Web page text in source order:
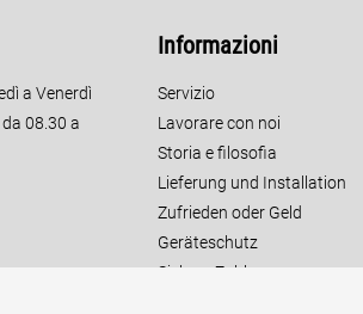
a Venerdì
08.30 a
Informazioni
Servizio
Lavorare con noi
Storia e filosofia
Lieferung und Installation
Zufrieden oder Geld
Geräteschutz
Sichere Zahlung